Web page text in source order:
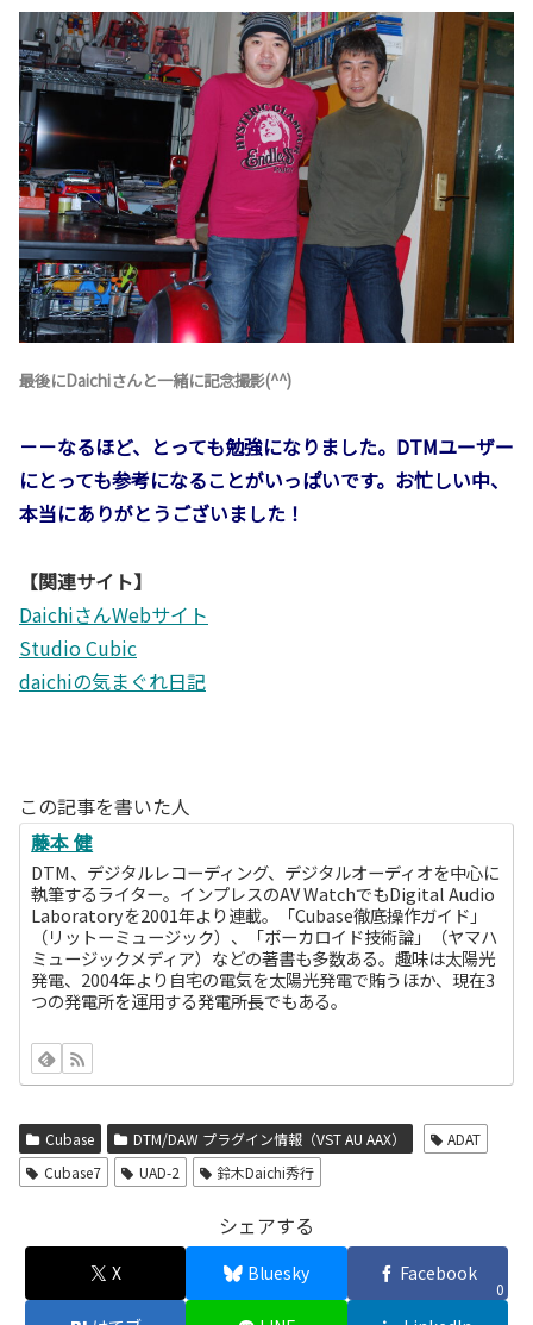
最後にDaichiさんと一緒に記念撮影(^^)
－－なるほど、とっても勉強になりました。DTMユーザー
にとっても参考になることがいっぱいです。お忙しい中、
本当にありがとうございました！
【関連サイト】
DaichiさんWebサイト
Studio Cubic
daichiの気まぐれ日記
この記事を書いた人
藤本 健
DTM、デジタルレコーディング、デジタルオーディオを中心に
執筆するライター。インプレスのAV WatchでもDigital Audio
Laboratoryを2001年より連載。「Cubase徹底操作ガイド」
（リットーミュージック）、「ボーカロイド技術論」（ヤマハ
ミュージックメディア）などの著書も多数ある。趣味は太陽光
発電、2004年より自宅の電気を太陽光発電で賄うほか、現在3
つの発電所を運用する発電所長でもある。
Cubase DTM/DAW プラグイン情報（VST AU AAX）
ADAT
Cubase7
UAD-2 鈴木Daichi秀行
シェアする
X Bluesky Facebook
0